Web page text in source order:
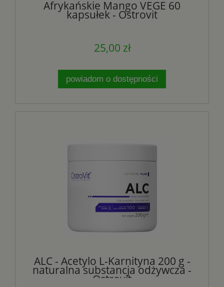
Afrykańskie Mango VEGE 60
kapsułek - Ostrovit
25,00 zł
powiadom o dostępności
ALC - Acetylo L-Karnityna 200 g -
naturalna substancja odżywcza -
Ostrovit